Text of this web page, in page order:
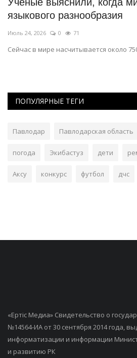
Ученые выяснили, когда
языкового разнообразия
Июль 24, 2026 0 71
Сейчас в мире насчитывается около
ПОПУЛЯРНЫЕ ТЕГИ
Павлодар Павлодарская область
погода Экибастуз дети
Аксу конкурс футбол дчс
«Ертiс Медиа» Свидетельство о
№14564-ИА от 30 сентября 2014 года,
информатизации и информации
и развитию РК